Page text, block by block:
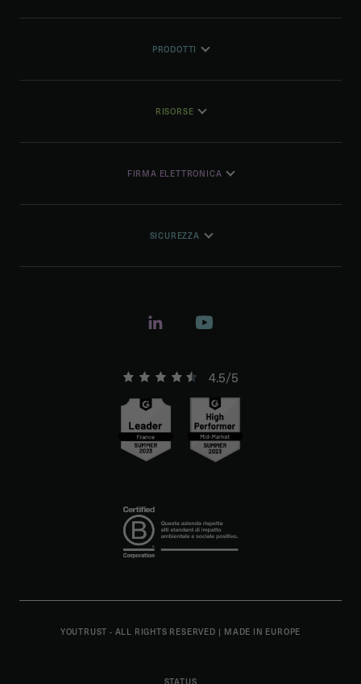
PRODOTTI
RISORSE
FIRMA ELETTRONICA
SICUREZZA
4.5/5
YOUTRUST - ALL RIGHTS RESERVED | MADE IN EUROPE
STATUS